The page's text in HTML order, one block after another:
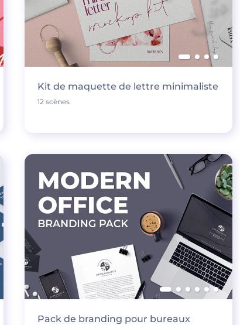
Kit de maquette de lettre minimaliste
12 scènes
Pack de branding pour bureaux